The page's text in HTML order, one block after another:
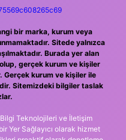
bir marka, kurum veya
Sitede yalnızca
Burada yer alan
gerçek kurum ve kişiler
Gerçek kurum ve kişiler ile
Sitemizdeki bilgiler taslak
Teknolojileri ve İletişim
Yer Sağlayıcı olarak hizmet